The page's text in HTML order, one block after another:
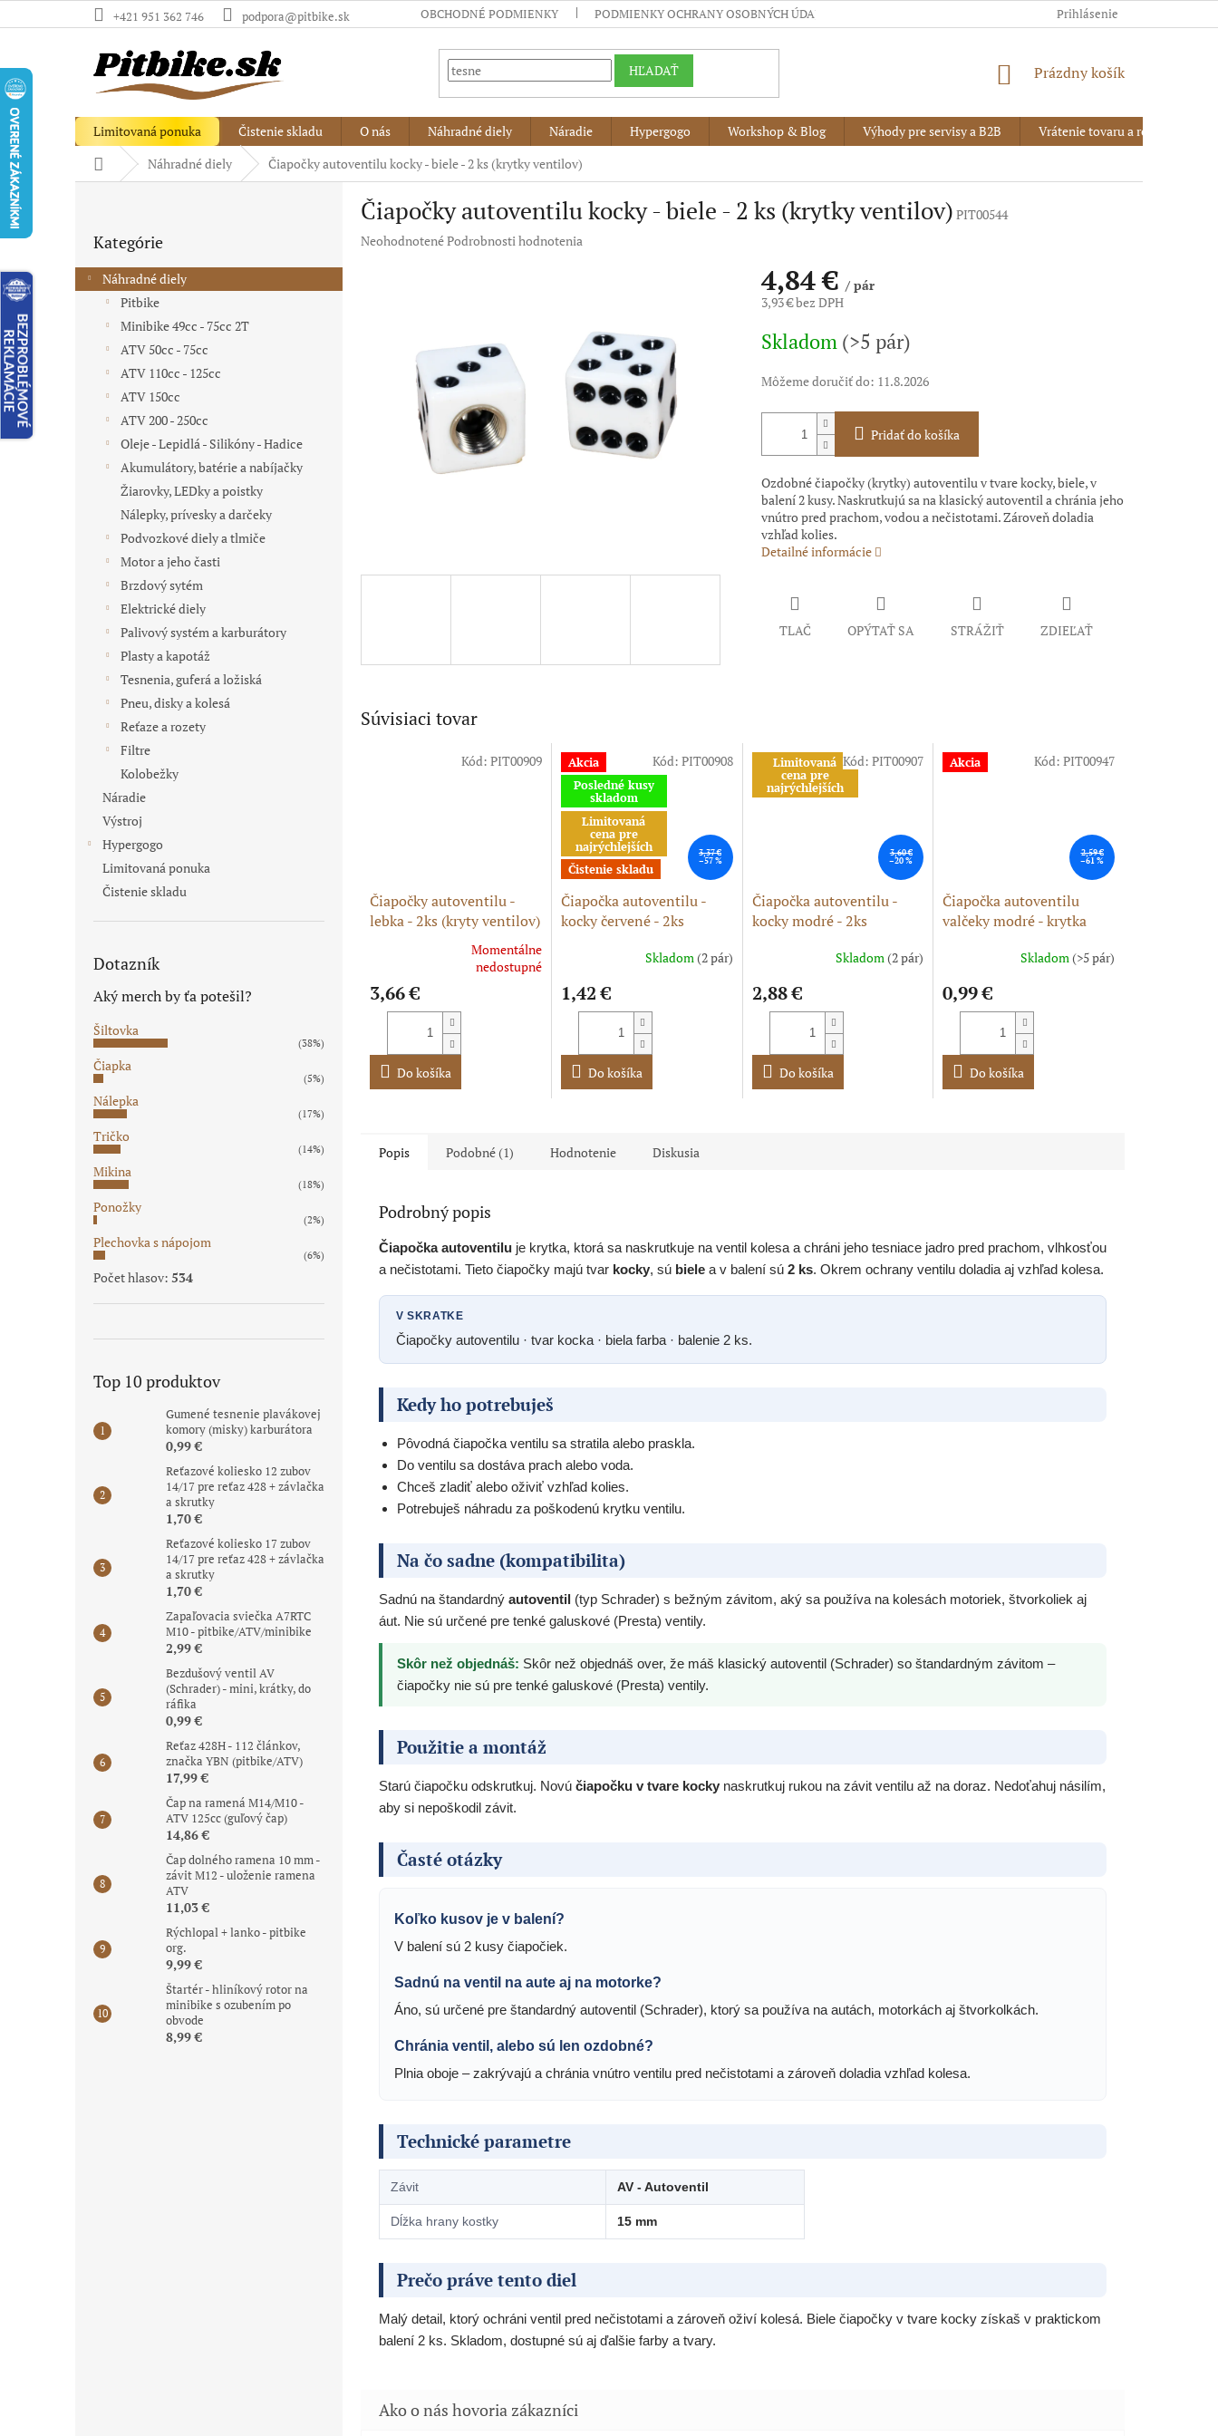
na
+421 951 362 746 podpora@pitbike.sk OBCHODNÉ PODMIENKY PODMIENKY OCHRANY OSOBNÝCH ÚDAJOV Prihlásenie
HĽADAŤ
NÁKUPNÝ
Prázdny košík
Limitovaná ponuka Čistenie skladu O nás Náhradné diely Náradie Hypergogo Workshop & Blog Výhody pre servisy a B2B
Vrátenie tovaru a reklamácia
DomovNáhradné diely Čiapočky autoventilu kocky - biele - 2 ks (krytky ventilov)
ý
p
kategórie
Kategórie
Náhradné diely
Pitbike
Minibike 49cc - 75cc 2T
ATV 50cc - 75cc
ATV 110cc - 125cc
ATV 150cc
ATV 200 - 250cc
Oleje - Lepidlá - Silikóny - Hadice
Akumulátory, batérie a nabíjačky
Žiarovky, LEDky a poistky
Nálepky, prívesky a darčeky
Podvozkové diely a tlmiče
Motor a jeho časti
Brzdový sytém
Elektrické diely
Palivový systém a karburátory
Plasty a kapotáž
Tesnenia, guferá a ložiská
Pneu, disky a kolesá
Reťaze a rozety
Filtre
Kolobežky
Náradie
Výstroj
Hypergogo
Limitovaná ponuka
Čistenie skladu
Dotazník
Aký merch by ťa potešil?
Šiltovka
(38%)
Čiapka
(5%)
Nálepka
(17%)
Tričko
(14%)
Mikina
(18%)
Ponožky
(2%)
Plechovka s nápojom
(6%)
Počet hlasov: 534
Top 10 produktov
Gumené tesnenie plavákovej
komory (misky) karburátora
0,99 €
Reťazové koliesko 12 zubov
14/17 pre reťaz 428 + závlačka
a skrutky
1,70 €
Reťazové koliesko 17 zubov
14/17 pre reťaz 428 + závlačka
a skrutky
1,70 €
Zapaľovacia sviečka A7RTC
M10 - pitbike/ATV/minibike
2,99 €
Bezdušový ventil AV
(Schrader) - mini, krátky, do
ráfika
0,99 €
Reťaz 428H - 112 článkov,
značka YBN (pitbike/ATV)
17,99 €
Čap na ramená M14/M10 -
ATV 125cc (guľový čap)
14,86 €
Čap dolného ramena 10 mm -
závit M12 - uloženie ramena
ATV
11,03 €
Rýchlopal + lanko - pitbike
org.
9,99 €
Štartér - hliníkový rotor na
minibike s ozubením po
obvode
8,99 €
Čiapočky autoventilu kocky - biele - 2 ks (krytky ventilov) PIT00544
Priemerné
hviezdičiek.
NeohodnotenéPodrobnosti hodnotenia
4,84 €/ pár
3,93 € bez DPH
cena:
Skladom (>5 pár)
Môžeme doručiť do: 11.8.2026
Pridať do košíka
Ozdobné čiapočky (krytky) autoventilu v tvare kocky, biele, v
balení 2 kusy. Naskrutkujú sa na klasický autoventil a chránia jeho
vnútro pred prachom, vodou a nečistotami. Zároveň doladia
vzhľad kolies.
Detailné informácie
TLAČ OPÝTAŤ SA STRÁŽIŤ ZDIEĽAŤ
Súvisiaci tovar
Čiapočky autoventilu -
lebka - 2ks (kryty ventilov)
produktu
hviezdičiek.
Momentálne
nedostupné
3,66 €
Do košíka
Kód: PIT00909
Akcia
Posledné kusy
skladom
Limitovaná
cena pre
najrýchlejších
Čistenie skladu
3,37 €
–57 %
Čiapočka autoventilu -
kocky červené - 2ks
Skladom(2 pár)
1,42 €
Do košíka
Kód: PIT00908 Limitovaná
cena pre
najrýchlejších
3,60 €
–20 %
Čiapočka autoventilu -
kocky modré - 2ks
Skladom(2 pár)
2,88 €
Do košíka
Kód:PIT00907 Akcia
2,59 €
–61 %
Čiapočka autoventilu
valčeky modré - krytka
Skladom(>5 pár)
0,99 €
Do košíka
Kód: PIT00947
Popis Podobné (1) Hodnotenie Diskusia
Podrobný popis
Čiapočka autoventilu je krytka, ktorá sa naskrutkuje na ventil kolesa a chráni jeho tesniace jadro pred prachom, vlhkosťou
a nečistotami. Tieto čiapočky majú tvar kocky, sú biele a v balení sú 2 ks. Okrem ochrany ventilu doladia aj vzhľad kolesa.
V SKRATKE
Čiapočky autoventilu · tvar kocka · biela farba · balenie 2 ks.
Kedy ho potrebuješ
Pôvodná čiapočka ventilu sa stratila alebo praskla.
Do ventilu sa dostáva prach alebo voda.
Chceš zladiť alebo oživiť vzhľad kolies.
Potrebuješ náhradu za poškodenú krytku ventilu.
Na čo sadne (kompatibilita)
Sadnú na štandardný autoventil (typ Schrader) s bežným závitom, aký sa používa na kolesách motoriek, štvorkoliek aj
áut. Nie sú určené pre tenké galuskové (Presta) ventily.
Skôr než objednáš: Skôr než objednáš over, že máš klasický autoventil (Schrader) so štandardným závitom –
čiapočky nie sú pre tenké galuskové (Presta) ventily.
Použitie a montáž
Starú čiapočku odskrutkuj. Novú čiapočku v tvare kocky naskrutkuj rukou na závit ventilu až na doraz. Nedoťahuj násilím,
aby si nepoškodil závit.
Časté otázky
Koľko kusov je v balení?
V balení sú 2 kusy čiapočiek.
Sadnú na ventil na aute aj na motorke?
Áno, sú určené pre štandardný autoventil (Schrader), ktorý sa používa na autách, motorkách aj štvorkolkách.
Chránia ventil, alebo sú len ozdobné?
Plnia oboje – zakrývajú a chránia vnútro ventilu pred nečistotami a zároveň doladia vzhľad kolesa.
Technické parametre
Závit AV - Autoventil
Dĺžka hrany kostky 15 mm
Prečo práve tento diel
Malý detail, ktorý ochráni ventil pred nečistotami a zároveň oživí kolesá. Biele čiapočky v tvare kocky získaš v praktickom
balení 2 ks. Skladom, dostupné sú aj ďalšie farby a tvary.